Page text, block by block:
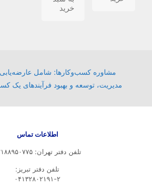
خرید
مشاوره کسب‌وکارها: شامل
مدیریت، توسعه و بهبود فرآیندهای یک
اطلاعات تماس
تلفن دفتر تهران: ۰۲۱۸۸۹۵۰۷۷۵
تلفن‌ دفتر تبریز:
۰۴۱۳۲۸۰۲۱۹۱-۲